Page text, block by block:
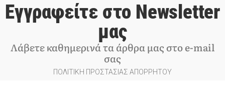
Εγγραφείτε στο Newsletter
μας
Λάβετε καθημερινά τα άρθρα μας στο e-mail
σας
ΠΟΛΙΤΙΚΗ ΠΡΟΣΤΑΣΙΑΣ ΑΠΟΡΡΗΤΟΥ